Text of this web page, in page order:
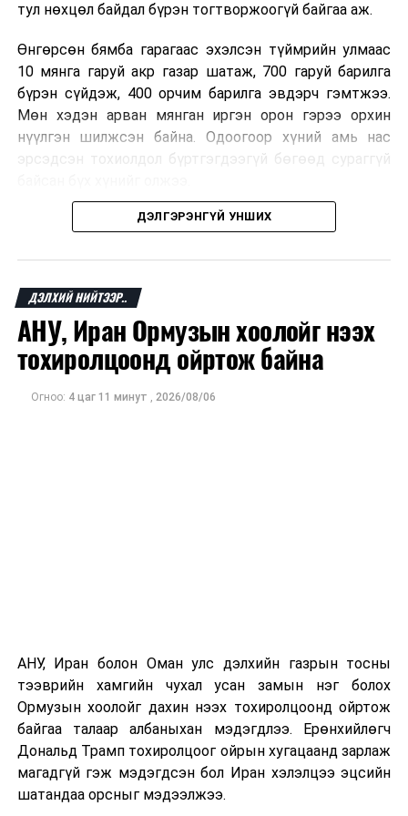
цэцийн 2023 оны
дүгнэлт
· Байнгын
хорооны
тогтоолын төсөл
цаглавар батлах
· Бусад
4
Төрийн
байгуулалтын
байнгын хороо
·Монгол Улсын
хуульд нэмэлт,
өөрчлөлт оруулах
тухай хуулийн
Их Хурлын
гишүүн
О.Цогтгэрэл,
Д.Ганбат нар
2023.04.05-ны
өдөр өргөн
15.00
тул нөхцөл байдал бүрэн тогтворжоогүй байгаа аж.
Өнгөрсөн бямба гарагаас эхэлсэн түймрийн улмаас
10 мянга гаруй акр газар шатаж, 700 гаруй барилга
бүрэн сүйдэж, 400 орчим барилга эвдэрч гэмтжээ.
Мөн хэдэн арван мянган иргэн орон гэрээ орхин
нүүлгэн шилжсэн байна. Одоогоор хүний амь нас
эрсэдсэн тохиолдол бүртгэгдээгүй бөгөөд сураггүй
Албаныхны мэдээлснээр түймрийн нэг голомтыг
настай Аарон Фариначчиг баривчилж, галдан
шатаасан гэх үндэслэлээр эрүүгийн хэрэг үүсгэн
шалгаж байна. Харин бусад хоёр түймрийн
шалтгааныг үргэлжлүүлэн тогтоож байгаа бөгөөд
аянгын улмаас үүсээгүй гэж үзэж байгаа аж.
Одоогоор АНУ даяар 13 мужид 90 гаруй томоохон ой,
ДЭЛГЭРЭНГҮЙ УНШИХ
ДЭЛХИЙ НИЙТЭЭР..
АНУ, Иран Ормузын хоолойг нээх
тохиролцоонд ойртож байна
Огноо: 4 цаг 11 минут , 2026/08/06
АНУ, Иран болон Оман улс дэлхийн газрын тосны
тээврийн хамгийн чухал усан замын нэг болох
Ормузын хоолойг дахин нээх тохиролцоонд ойртож
байгаа талаар албаныхан мэдэгдлээ. Ерөнхийлөгч
Дональд Трамп тохиролцоог ойрын хугацаанд зарлаж
магадгүй гэж мэдэгдсэн бол Иран хэлэлцээ эцсийн
шатандаа орсныг мэдээлжээ.